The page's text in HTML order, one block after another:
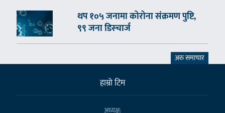
थप १०५ जनामा कोरोना संक्रमण पुष्टि,
९९ जना डिस्चार्ज
अरु समाचार
हाम्राे टिम
अध्यक्ष: